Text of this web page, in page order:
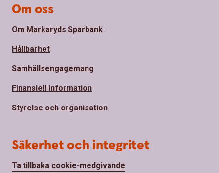
Om oss
Om Markaryds Sparbank
Hållbarhet
Samhällsengagemang
Finansiell information
Styrelse och organisation
Säkerhet och integritet
Ta tillbaka cookie-medgivande